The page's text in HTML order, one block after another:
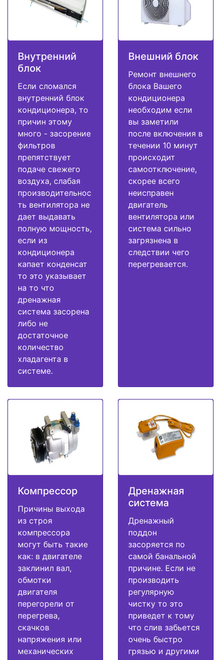
Внутренний
блок
Если сломался
внутренний блок
кондиционера, то
причин этому
много - засорение
фильтров
препятствует
подаче свежего
воздуха, слабая
производительнос
ть вентилятора не
дает выдавать
полную мощность,
если из
кондиционера
капает конденсат
то это указывает
на то что
дренажная
система засорена
либо не
достаточное
количество
хладагента в
системе.
Внешний блок
Ремонт внешнего
блока Вашего
кондиционера
необходим если
вы заметили
после включения в
течении 10 минут
происходит
самоотключение,
скорее всего
неисправен
двигатель
вентилятора или
система сильно
загрязнена в
следствии чего
перегревается.
Компрессор
Причины выхода
из строя
компрессора
могут быть такие
как: в двигателе
заклинил вал,
обмотки
двигателя
перегорели от
перегрева,
скачков
напряжения или
механических
Дренажная
система
Дренажный
поддон
засоряется по
самой банальной
причине. Если не
производить
регулярную
чистку то это
приведет к тому
что слив забьется
очень быстро
грязью и другими